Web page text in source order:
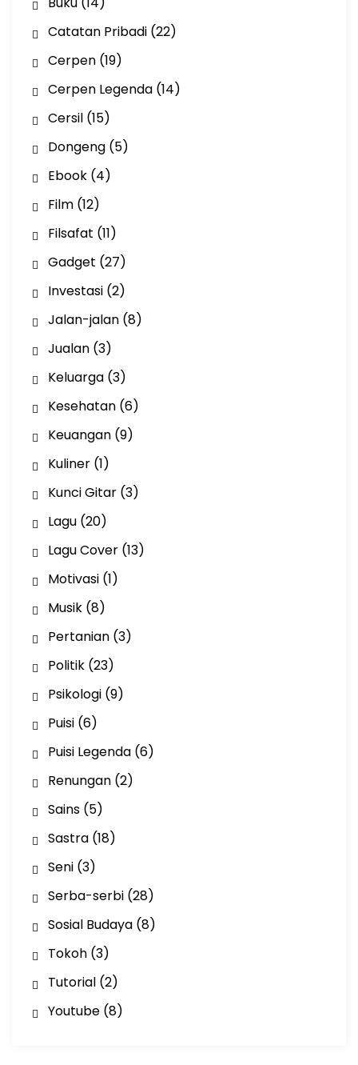
Catatan Pribadi(22)
Cerpen(19)
Cerpen Legenda(14)
Cersil(15)
Dongeng(5)
Ebook(4)
Film(12)
Filsafat (11)
Gadget (27)
Investasi(2)
Jalan-jalan(8)
Jualan(3)
Keluarga(3)
Kesehatan(6)
Keuangan(9)
Kuliner(1)
Kunci Gitar(3)
Lagu(20)
Lagu Cover(13)
Motivasi(1)
Musik(8)
Pertanian(3)
Politik(23)
Psikologi(9)
Puisi(6)
Puisi Legenda(6)
Renungan(2)
Sains(5)
Sastra(18)
Seni(3)
Serba-serbi(28)
Sosial Budaya(8)
Tokoh(3)
Tutorial(2)
Youtube(8)